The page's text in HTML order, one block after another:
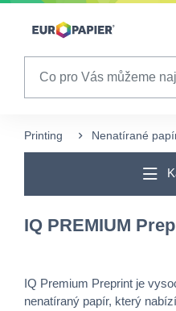
Table Of Content
Printing Nenatírané
IQ PREMIUM
IQ Premium Preprint je
nenatíraný papír, který